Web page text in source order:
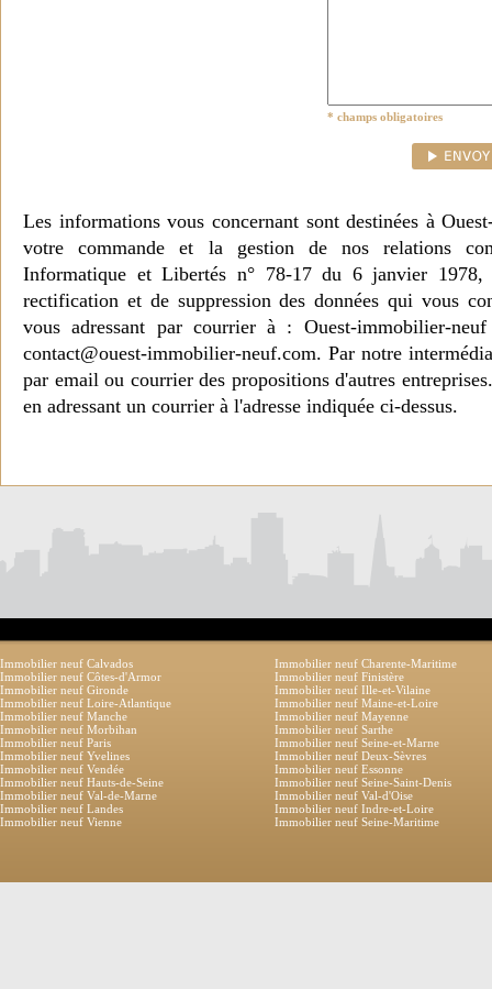
* champs obligatoires
Les informations vous concernant sont destinées à
votre commande et la gestion de nos relations
Informatique et Libertés n° 78-17 du 6 janvier 1978,
rectification et de suppression des données qui vous
vous adressant par courrier à : Ouest-immobilier-
contact@ouest-immobilier-neuf.com. Par notre
par email ou courrier des propositions d'autres
en adressant un courrier à l'adresse indiquée ci-dessus.
Immobilier neuf Calvados
Immobilier neuf Charente-Maritime
Immobilier neuf Côtes-d'Armor
Immobilier neuf Finistère
Immobilier neuf Gironde
Immobilier neuf Ille-et-Vilaine
Immobilier neuf Loire-Atlantique
Immobilier neuf Maine-et-Loire
Immobilier neuf Manche
Immobilier neuf Mayenne
Immobilier neuf Morbihan
Immobilier neuf Sarthe
Immobilier neuf Paris
Immobilier neuf Seine-et-Marne
Immobilier neuf Yvelines
Immobilier neuf Deux-Sèvres
Immobilier neuf Vendée
Immobilier neuf Essonne
Immobilier neuf Hauts-de-Seine
Immobilier neuf Seine-Saint-Denis
Immobilier neuf Val-de-Marne
Immobilier neuf Val-d'Oise
Immobilier neuf Landes
Immobilier neuf Indre-et-Loire
Immobilier neuf Vienne
Immobilier neuf Seine-Maritime